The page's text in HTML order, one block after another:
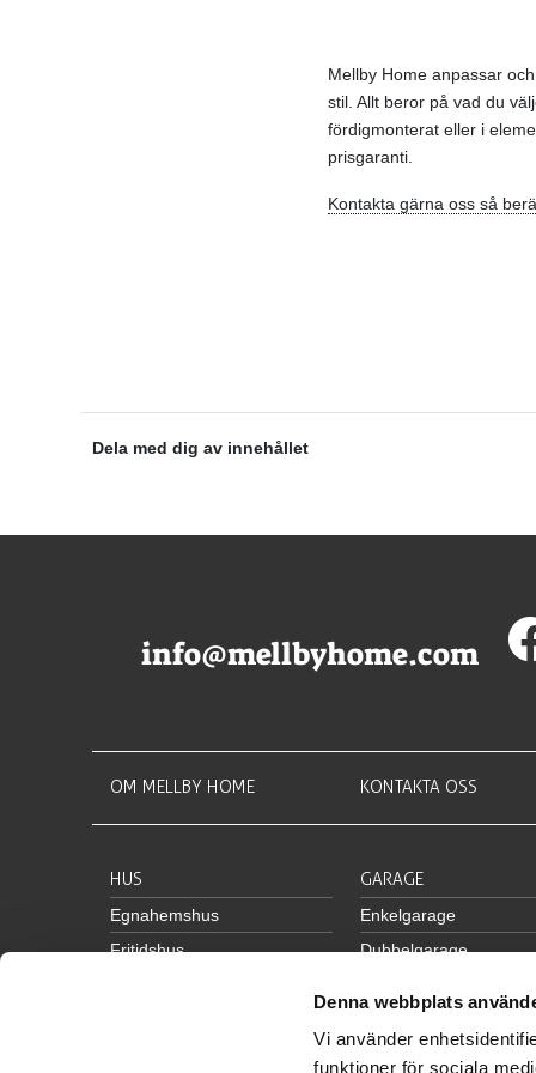
Denna webbplats
Vi använder
funktioner för sociala
Mellby Home anpassar
stil. Allt beror på vad du
fördigmonterat eller i
prisgaranti.
Kontakta gärna oss så
Dela med dig av innehållet
info@mellbyhome.com
OM MELLBY HOME KONTAKTA OSS
HUS
Egnahemshus
Fritidshus
GARAGE
Enkelgarage
Dubbelgarage